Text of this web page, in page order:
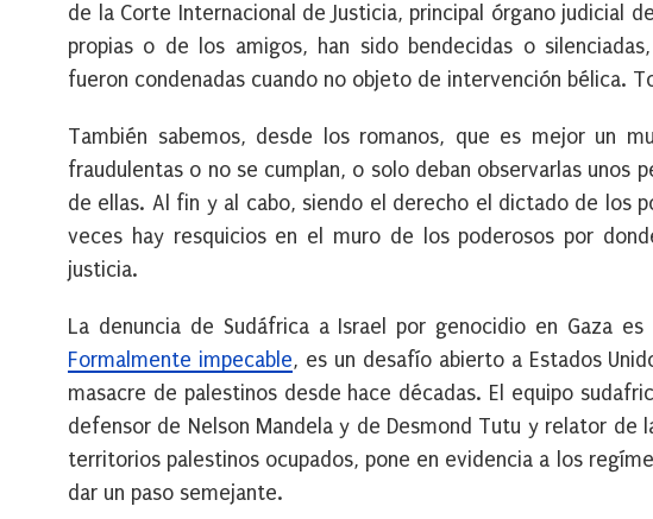
de la Corte Internacional de Justicia, principal órgano judicial
propias o de los amigos, han sido bendecidas o
fueron condenadas cuando no objeto de intervención bélica.
También sabemos, desde los romanos, que es mejor un
fraudulentas o no se cumplan, o solo deban observarlas unos
de ellas. Al fin y al cabo, siendo el derecho el dictado de los
veces hay resquicios en el muro de los poderosos por
justicia.
La denuncia de Sudáfrica a Israel por genocidio en Gaza
Formalmente impecable, es un desafío abierto a Estados
masacre de palestinos desde hace décadas. El equipo
defensor de Nelson Mandela y de Desmond Tutu y relator de
territorios palestinos ocupados, pone en evidencia a los
dar un paso semejante.